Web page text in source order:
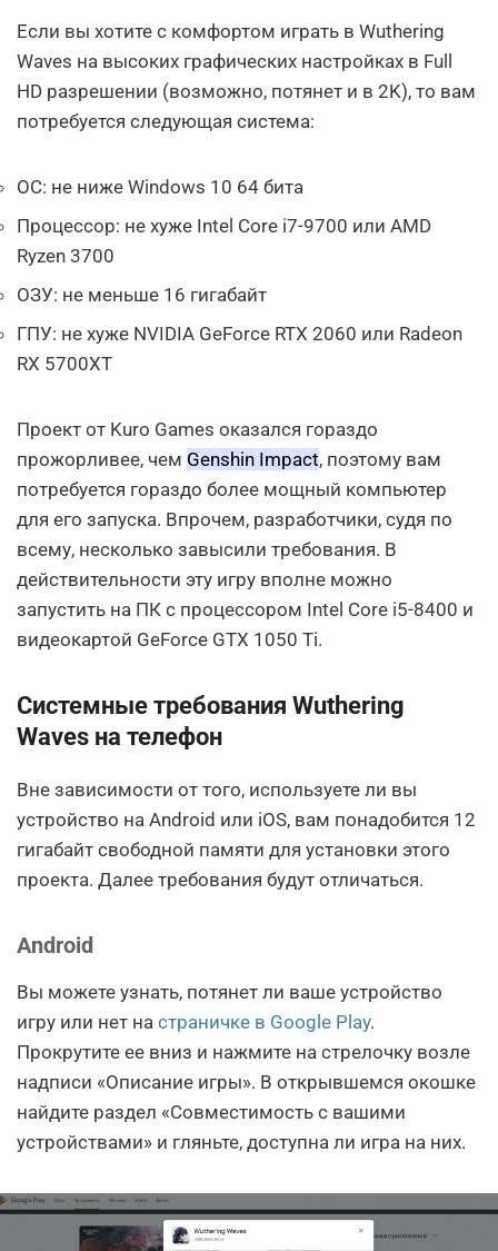
Если вы хотите с комфортом играть в Wuthering
Waves на высоких графических настройках в Full
HD разрешении (возможно, потянет и в 2K), то вам
потребуется следующая система:
ОС: не ниже Windows 10 64 бита
Процессор: не хуже Intel Core i7-9700 или AMD
Ryzen 3700
ОЗУ: не меньше 16 гигабайт
ГПУ: не хуже NVIDIA GeForce RTX 2060 или Radeon
RX 5700XT
Проект от Kuro Games оказался гораздо
прожорливее, чем Genshin Impact, поэтому вам
потребуется гораздо более мощный компьютер
для его запуска. Впрочем, разработчики, судя по
всему, несколько завысили требования. В
действительности эту игру вполне можно
запустить на ПК с процессором Intel Core i5-8400 и
видеокартой GeForce GTX 1050 Ti.
Системные требования Wuthering
Waves на телефон
Вне зависимости от того, используете ли вы
устройство на Android или iOS, вам понадобится 12
гигабайт свободной памяти для установки этого
проекта. Далее требования будут отличаться.
Android
Вы можете узнать, потянет ли ваше устройство
игру или нет на страничке в Google Play.
Прокрутите ее вниз и нажмите на стрелочку возле
надписи «Описание игры». В открывшемся окошке
найдите раздел «Совместимость с вашими
устройствами» и гляньте, доступна ли игра на них.